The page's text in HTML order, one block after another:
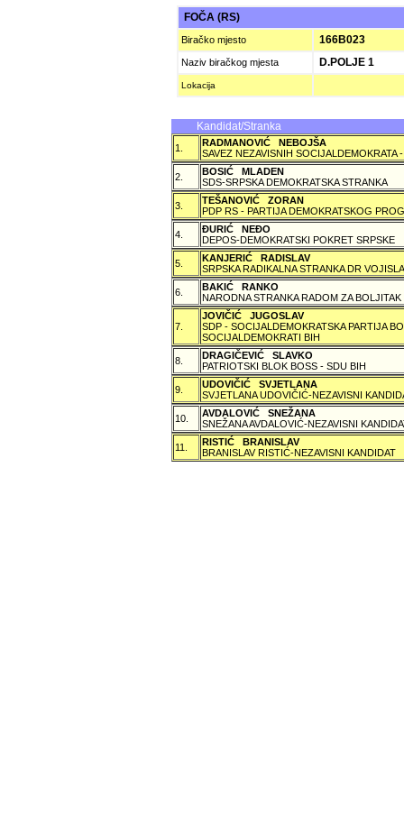
FOČA (RS)
Biračko mjesto 166B023
Naziv biračkog mjesta D.POLJE 1
Lokacija
Kandidat/Stranka
1.
RADMANOVIĆ NEBOJŠA
SAVEZ NEZAVISNIH SOCIJALDEMOKRATA
2.
BOSIĆ MLADEN
SDS-SRPSKA DEMOKRATSKA STRANKA
3.
TEŠANOVIĆ ZORAN
PDP RS - PARTIJA DEMOKRATSKOG
4.
ÐURIĆ NEÐO
DEPOS-DEMOKRATSKI POKRET SRPSKE
5.
KANJERIĆ RADISLAV
SRPSKA RADIKALNA STRANKA DR
6.
BAKIĆ RANKO
NARODNA STRANKA RADOM ZA BOLJITAK
7.
JOVIČIĆ JUGOSLAV
SDP - SOCIJALDEMOKRATSKA PARTIJA
SOCIJALDEMOKRATI BIH
8.
DRAGIČEVIĆ SLAVKO
PATRIOTSKI BLOK BOSS - SDU BIH
9.
UDOVIČIĆ SVJETLANA
SVJETLANA UDOVIČIĆ-NEZAVISNI
10.
AVDALOVIĆ SNEŽANA
SNEŽANA AVDALOVIĆ-NEZAVISNI
11.
RISTIĆ BRANISLAV
BRANISLAV RISTIĆ-NEZAVISNI KANDIDAT